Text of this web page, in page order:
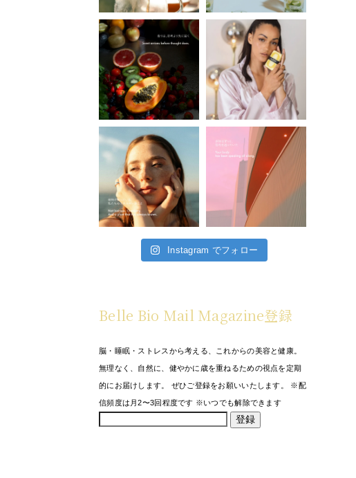
Instagram でフォロー
Belle Bio Mail Magazine登録
脳・睡眠・ストレスから考える、これからの美容と健康。
無理なく、自然に、健やかに歳を重ねるための視点を定期
的にお届けします。 ぜひご登録をお願いいたします。 ※配
信頻度は月2〜3回程度です ※いつでも解除できます
登録